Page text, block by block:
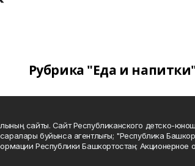
Рубрика "Еда и
сайты. Сайт Республиканского детско-
буйынса агентлығы; "Республика
Республики Башкортостан;